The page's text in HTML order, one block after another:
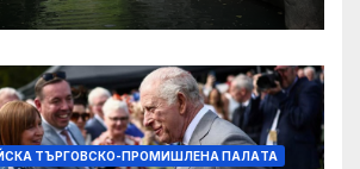
ТЪРГОВСКО-ПРОМИШЛЕНА ПАЛAТА